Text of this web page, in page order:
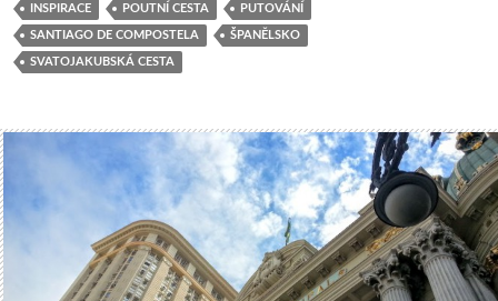
INSPIRACE POUTNÍ CESTA PUTOVÁNÍ
SANTIAGO DE COMPOSTELA ŠPANĚLSKO
SVATOJAKUBSKÁ CESTA